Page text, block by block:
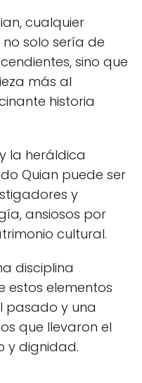
cualquier
solo sería de
sino que
más al
historia
la heráldica
Quian puede ser
y
ansiosos por
cultural.
disciplina
estos elementos
pasado y una
que llevaron el
y dignidad.